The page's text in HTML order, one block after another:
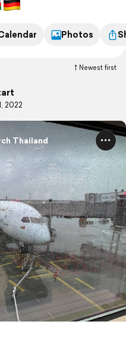
Photos
Newest first
2022
Thailand